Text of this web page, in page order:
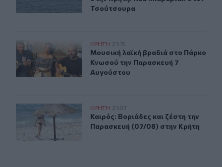
Τσούτσουρα
Μουσική λαϊκή βραδιά στο Πάρκο Κνωσού την
ΚΡΗΤΗ 21:15
Μουσική λαϊκή βραδιά στο
Μουσική λαϊκή βραδιά στο Πάρκο
Κνωσού την Παρασκευή 7
Αυγούστου
Καιρός: Βοριάδες και ζέστη την Παρασκευή (07/08)
ΚΡΗΤΗ 21:07
Καιρός: Βοριάδες και ζέστη την
Καιρός: Βοριάδες και ζέστη την
Παρασκευή (07/08) στην Κρήτη